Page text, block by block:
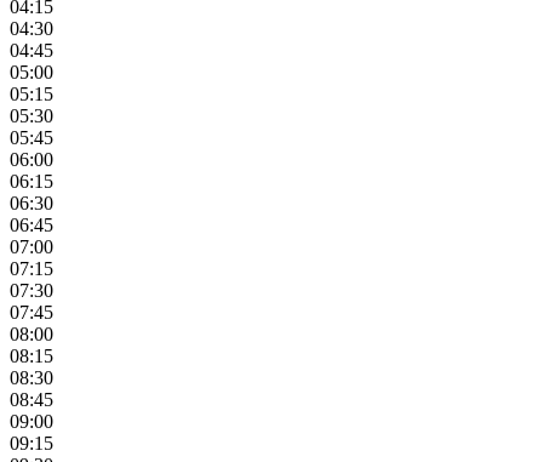
04:15
04:30
04:45
05:00
05:15
05:30
05:45
06:00
06:15
06:30
06:45
07:00
07:15
07:30
07:45
08:00
08:15
08:30
08:45
09:00
09:15